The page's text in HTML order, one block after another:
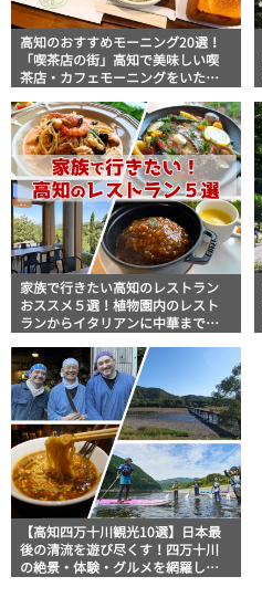
高知のおすすめモーニング20選！
「喫茶店の街」高知で美味しい喫
茶店・カフェモーニングをいただ
家族で行きたい高知のレストラン
おススメ５選！植物園内のレスト
ランからイタリアンに中華まで楽
【高知四万十川観光10選】日本最
後の清流を遊び尽くす！四万十川
の絶景・体験・グルメを網羅した